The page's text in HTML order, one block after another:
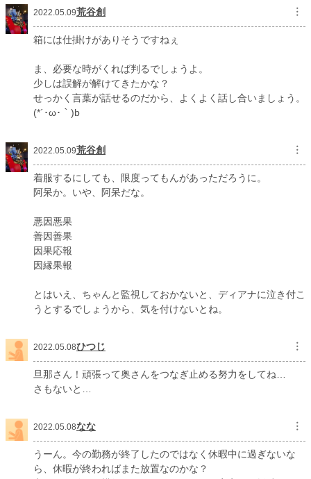
2022.05.09荒谷創 ︙
箱には仕掛けがありそうですねぇ
ま、必要な時がくれば判るでしょうよ。
少しは誤解が解けてきたかな？
せっかく言葉が話せるのだから、よくよく話し合いましょう。
(*´･ω･｀)b
2022.05.09荒谷創 ︙
着服するにしても、限度ってもんがあっただろうに。
阿呆か。いや、阿呆だな。
悪因悪果
善因善果
因果応報
因縁果報
とはいえ、ちゃんと監視しておかないと、ディアナに泣き付こ
うとするでしょうから、気を付けないとね。
2022.05.08ひつじ ︙
旦那さん！頑張って奥さんをつなぎ止める努力をしてね…
さもないと…
2022.05.08なな ︙
うーん。今の勤務が終了したのではなく休暇中に過ぎないな
ら、休暇が終わればまた放置なのかな？